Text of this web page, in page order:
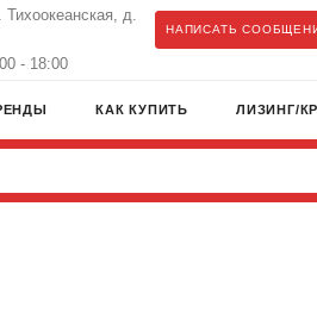
Тихоокеанская, д.
- 18:00
НАПИСАТЬ
КАК КУПИТЬ ЛИЗИНГ/